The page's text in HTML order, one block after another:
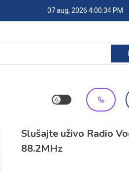
07 aug, 2026 4:00:35 PM
Slušajte uživo Radio
88.2MHz